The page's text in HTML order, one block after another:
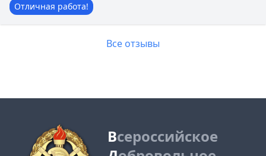
Отличная работа!
Все отзывы
Всероссийское